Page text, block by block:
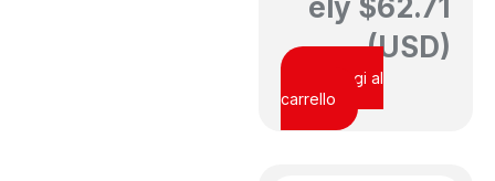
ely $62.71
(USD)
Aggiungi al
carrello